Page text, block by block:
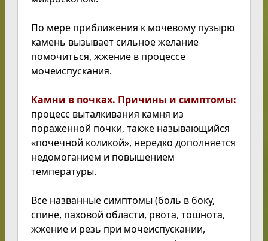
По мере приближения к мочевому пузырю
камень вызывает сильное желание
помочиться, жжение в процессе
мочеиспускания.
Камни в почках. Причины и симптомы:
процесс выталкивания камня из
пораженной почки, также называющийся
«почечной коликой», нередко дополняется
недомоганием и повышением
температуры.
Все названные симптомы (боль в боку,
спине, паховой области, рвота, тошнота,
жжение и резь при мочеиспускании,